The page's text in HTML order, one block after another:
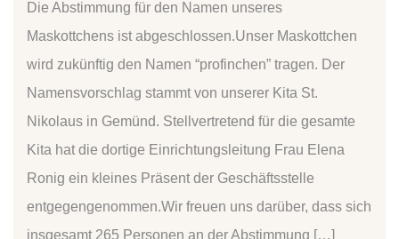
Die Abstimmung für den Namen unseres
Maskottchens ist abgeschlossen.Unser Maskottchen
wird zukünftig den Namen “profinchen” tragen. Der
Namensvorschlag stammt von unserer Kita St.
Nikolaus in Gemünd. Stellvertretend für die gesamte
Kita hat die dortige Einrichtungsleitung Frau Elena
Ronig ein kleines Präsent der Geschäftsstelle
entgegengenommen.Wir freuen uns darüber, dass sich
insgesamt 265 Personen an der Abstimmung […]